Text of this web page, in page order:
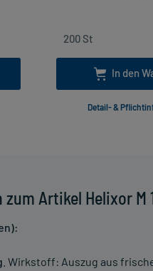
Artikel Helixor M
. Wirkstoff: Auszug aus
In den
Detail- &